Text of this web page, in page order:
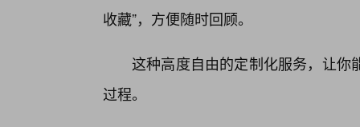
收藏”，方便随时回顾。
这种高度自由的定制化服务，让
过程。